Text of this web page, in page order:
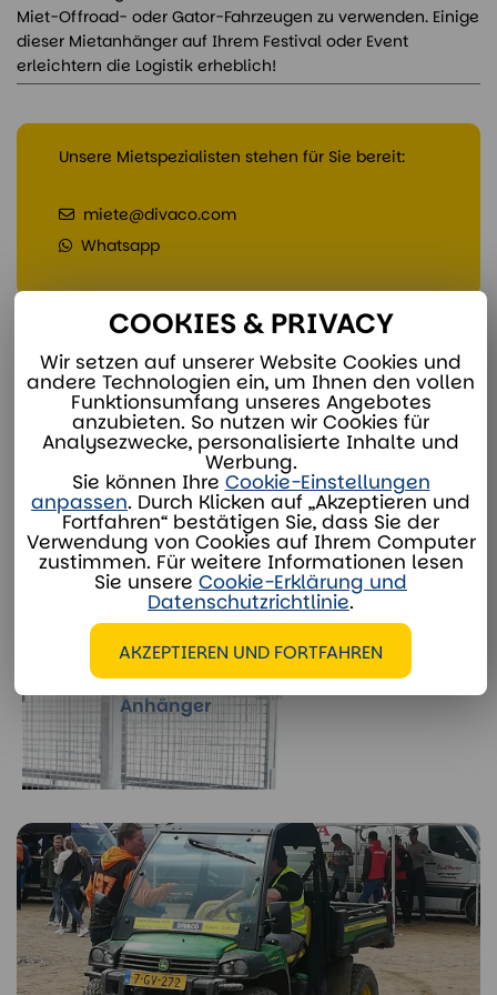
Miet-Offroad- oder Gator-Fahrzeugen zu verwenden. Einige
dieser Mietanhänger auf Ihrem Festival oder Event
erleichtern die Logistik erheblich!
Unsere Mietspezialisten stehen für Sie bereit:
miete@divaco.com
Whatsapp
ZUSÄTZLICHE OPTIONEN
Gitterpaneele für 2-rädrigen
Anhänger
Weitere Informationen
COOKIES & PRIVACY
Wir setzen auf unserer Website Cookies und
andere Technologien ein, um Ihnen den vollen
Funktionsumfang unseres Angebotes
anzubieten. So nutzen wir Cookies für
Analysezwecke, personalisierte Inhalte und
Werbung.
Sie können Ihre Cookie-Einstellungen
anpassen. Durch Klicken auf „Akzeptieren und
Fortfahren“ bestätigen Sie, dass Sie der
Verwendung von Cookies auf Ihrem Computer
zustimmen. Für weitere Informationen lesen
Sie unsere Cookie-Erklärung und
Datenschutzrichtlinie.
AKZEPTIEREN UND FORTFAHREN